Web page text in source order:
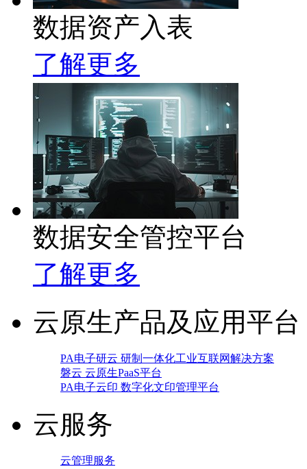
数据资产入表
了解更多
数据安全管控平台
了解更多
云原生产品及应用平台
PA电子研云 研制一体化工业互联网解决方案
磐云 云原生PaaS平台
PA电子云印 数字化文印管理平台
云服务
云管理服务